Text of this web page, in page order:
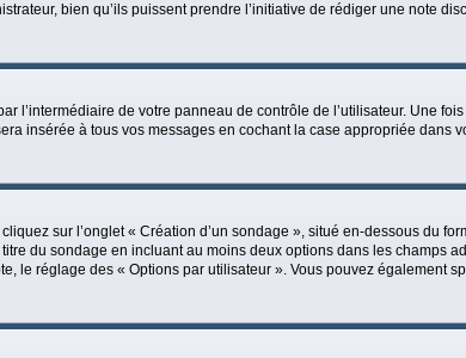
bien qu’ils puissent prendre l’initiative de rédiger une note
l’intermédiaire de votre panneau de contrôle de l’utilisateur. Une
insérée à tous vos messages en cochant la case appropriée
sur l’onglet « Création d’un sondage », situé en-dessous du
du sondage en incluant au moins deux options dans les champs
le réglage des « Options par utilisateur ». Vous pouvez également